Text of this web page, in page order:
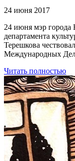
24 июня 2017
24 июня мэр города
департамента
Терешкова
Международных
Читать полностью